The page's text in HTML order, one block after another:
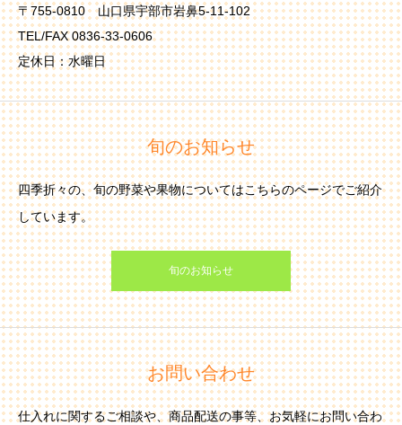
〒755-0810 山口県宇部市岩鼻5-11-102
TEL/FAX 0836-33-0606
定休日：水曜日
旬のお知らせ
四季折々の、旬の野菜や果物についてはこちらのページでご紹介
しています。
旬のお知らせ
お問い合わせ
仕入れに関するご相談や、商品配送の事等、お気軽にお問い合わ